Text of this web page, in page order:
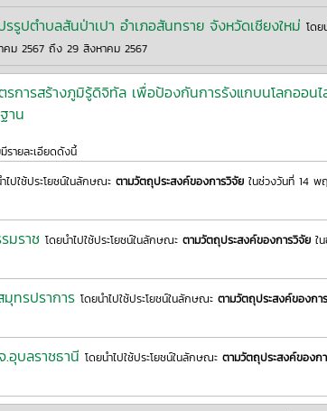
รูปตำบลสันป่าเปา อำเภอสันทราย จังหวัดเชียงใหม่ โดย
ม 2567 ถึง 29 สิงหาคม 2567
การสร้างภูมิรู้ดิจิทัล เพื่อป้องกันการรังแกบนโลกออนไ
าน
รายละเอียดดังนี้
ไปใช้ประโยชน์ในลักษณะ ตามวัตถุประสงค์ของการวิจัยในช่วงวันที่ 14 พ
มราช โดยนำไปใช้ประโยชน์ในลักษณะ ตามวัตถุประสงค์ของการวิจัยใน
มุทรปราการ โดยนำไปใช้ประโยชน์ในลักษณะ ตามวัตถุประสงค์ของกา
.อุบลราชธานี โดยนำไปใช้ประโยชน์ในลักษณะ ตามวัตถุประสงค์ของก